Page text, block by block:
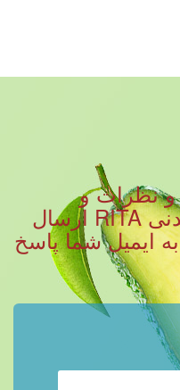
و نظرات و
سوالات خود را به نوشیدنی RITA ارسال
ایمیل شما پاسخ